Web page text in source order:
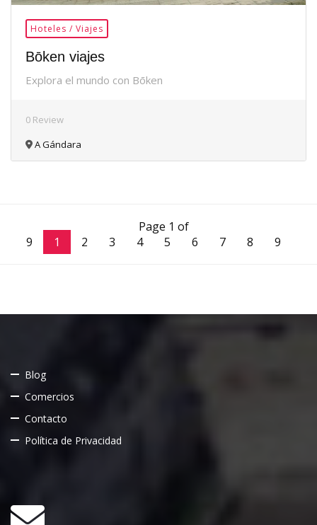
Hoteles / Viajes
Bōken viajes
Explora el mundo con Bōken
0 Review
A Gándara
Page 1 of
9
1 2 3 4 5 6 7 8 9
Blog
Comercios
Contacto
Política de Privacidad